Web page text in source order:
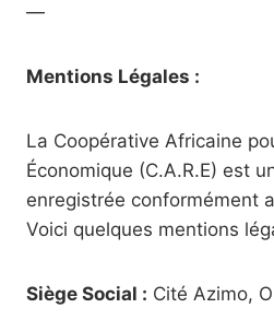
—
Mentions Légales :
La Coopérative Africaine
Économique (C.A.R.E) est
enregistrée conformément
Voici quelques mentions
Siège Social : Cité Azimo,